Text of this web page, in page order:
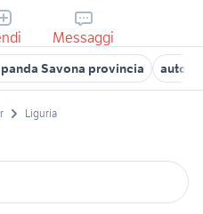
Messaggi
Savona provincia auto
Liguria